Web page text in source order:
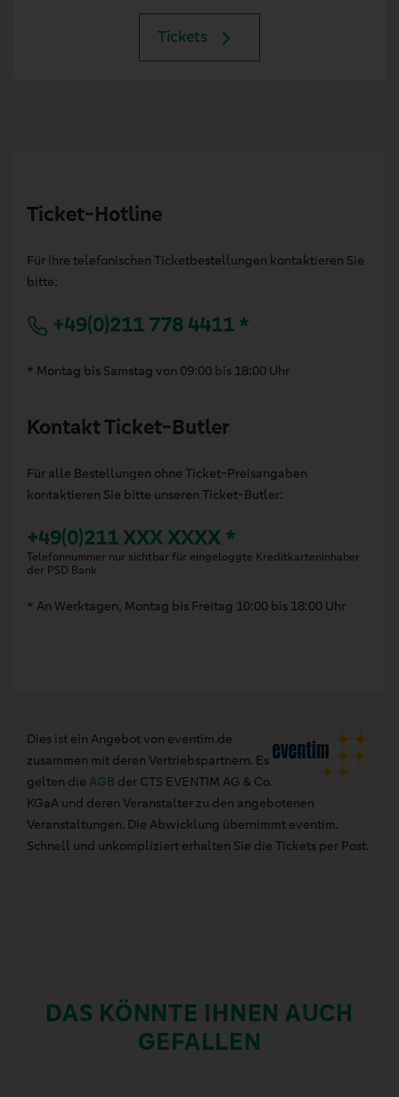
Tickets
Ticket-Hotline
Für Ihre telefonischen Ticketbestellungen kontaktieren Sie
bitte:
+49(0)211 778 4411 *
* Montag bis Samstag von 09:00 bis 18:00 Uhr
Kontakt Ticket-Butler
Für alle Bestellungen ohne Ticket-Preisangaben
kontaktieren Sie bitte unseren Ticket-Butler:
+49(0)211 XXX XXXX *
Telefonnummer nur sichtbar für eingeloggte Kreditkarteninhaber
der PSD Bank
* An Werktagen, Montag bis Freitag 10:00 bis 18:00 Uhr
Dies ist ein Angebot von eventim.de
zusammen mit deren Vertriebspartnern. Es
gelten die AGB der CTS EVENTIM AG & Co.
KGaA und deren Veranstalter zu den angebotenen
Veranstaltungen. Die Abwicklung übernimmt eventim.
Schnell und unkompliziert erhalten Sie die Tickets per Post.
DAS KÖNNTE IHNEN AUCH
GEFALLEN